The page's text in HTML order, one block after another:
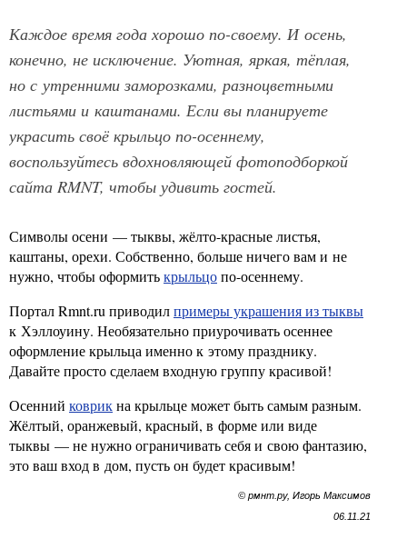
Каждое время года хорошо по-своему. И осень,
конечно, не исключение. Уютная, яркая, тёплая,
но с утренними заморозками, разноцветными
листьями и каштанами. Если вы планируете
украсить своё крыльцо по-осеннему,
воспользуйтесь вдохновляющей фотоподборкой
сайта RMNT, чтобы удивить гостей.
Символы осени — тыквы, жёлто-красные листья,
каштаны, орехи. Собственно, больше ничего вам и не
нужно, чтобы оформитькрыльцопо-осеннему.
Портал Rmnt.ru приводилпримеры украшения из тыквы
к Хэллоуину. Необязательно приурочивать осеннее
оформление крыльца именно к этому празднику.
Давайте просто сделаем входную группу красивой!
Осенний коврикна крыльце может быть самым разным.
Жёлтый, оранжевый, красный, в форме или виде
тыквы — не нужно ограничивать себя и свою фантазию,
это ваш вход в дом, пусть он будет красивым!
© рмнт.ру, Игорь Максимов
06.11.21